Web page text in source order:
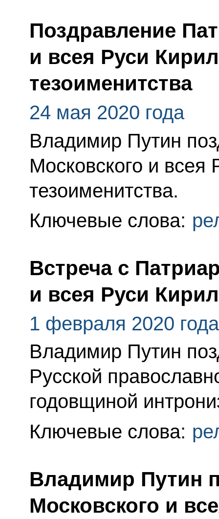
Поздравление
и всея Руси
тезоименитства
24 мая 2020 года
Владимир Путин
Московского и
тезоименитства.
Ключевые слова:
Встреча с
и всея Руси
1 февраля 2020 года
Владимир Путин
Русской
годовщиной
Ключевые слова:
Владимир Путин
Московского и